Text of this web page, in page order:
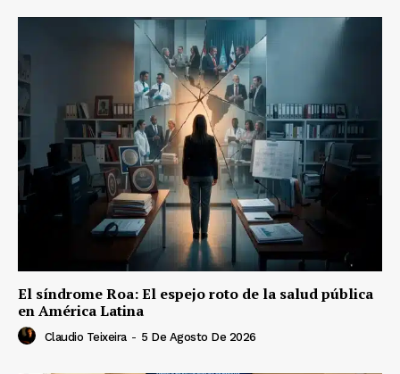
El síndrome Roa: El espejo roto de la salud pública
en América Latina
Claudio Teixeira - 5 De Agosto De 2026